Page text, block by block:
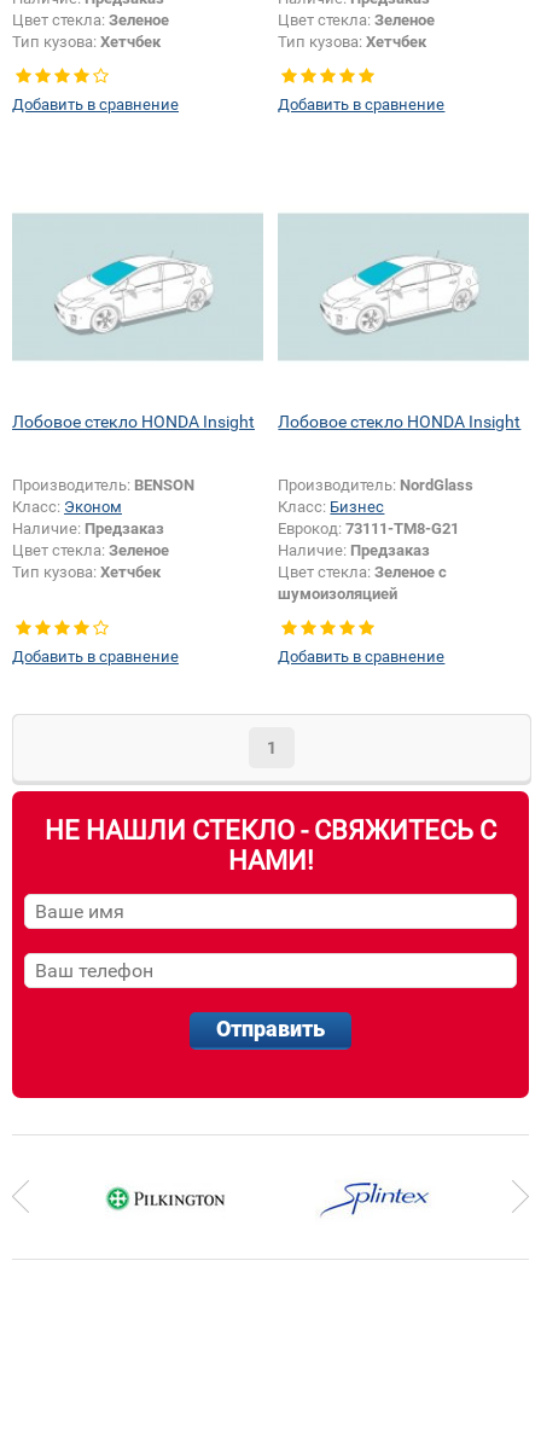
Цвет стекла: Зеленое
Тип кузова: Хетчбек
Появление или изменение
логотипа безопасности:
Добавить в сравнение
Цвет стекла:Зеленое
Тип кузова:Хетчбек
правое
Появление или изменение
Добавить в сравнение
Лобовое стекло HONDA Insight
Производитель: BENSON
Класс: Эконом
Наличие: Предзаказ
Цвет стекла: Зеленое
Тип кузова: Хетчбек
Добавить в сравнение
Лобовое стекло HONDA Insight
Производитель: NordGlass
Класс: Бизнес
Еврокод:73111-TM8-G21
Наличие: Предзаказ
Цвет стекла:Зеленое с
шумоизоляцией
Тип кузова:Хетчбек
Появление или изменение
шелкографии:Да
Добавить в сравнение
1
НЕ НАШЛИ СТЕКЛО - СВЯЖИТЕСЬ С
НАМИ!
Отправить